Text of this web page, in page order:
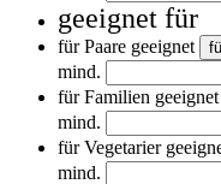
geeignet für
für Paare geeignet
mind.
für Familien geeignet
mind.
für Vegetarier
mind.